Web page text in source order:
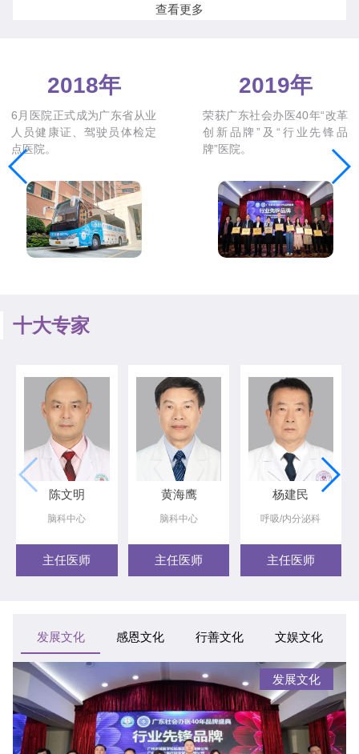
查看更多
2020年
广州新市医院平安好医生互
联网医院成立。
2020年
医院荣获“抗击新冠贡献品
牌”，“医疗投资贡献品牌”两
项大奖
十大专家
陈文明
脑科中心
主任医师
黄海鹰
脑科中心
主任医师
杨建民
呼吸/内分泌科
主任医师
发展文化 感恩文化 行善文化 文娱文化
发展文化